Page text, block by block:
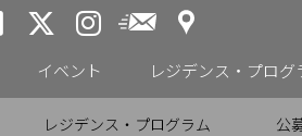
トーキョーアー
トーキョーア
トーキョ
メールニ
アクセス
イベント レジデンス・プログ
レジデンス・プログラム 公